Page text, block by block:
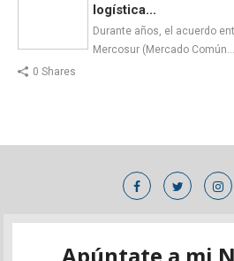
logística...
Durante años, el acuerdo
Mercosur (Mercado Común…
0 Shares